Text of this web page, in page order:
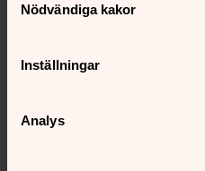
Nödvändiga kakor
Inställningar
Analys
Följ oss på
kyrkogårdsförvaltning finns
Biskopsvisitation i